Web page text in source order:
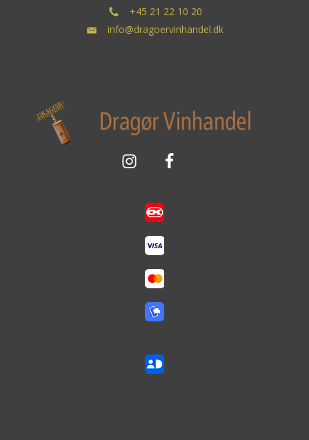
+45 21 22 10 20
info@dragoervinhandel.dk